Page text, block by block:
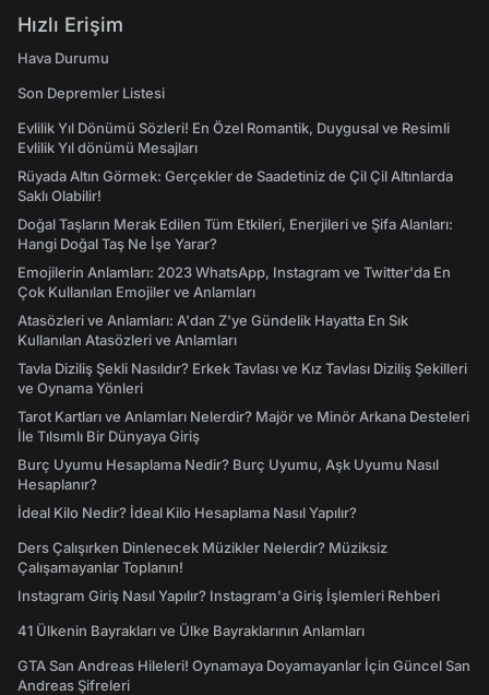
Hızlı Erişim
Hava Durumu
Son Depremler Listesi
Evlilik Yıl Dönümü Sözleri! En Özel Romantik, Duygusal ve Resimli
Evlilik Yıl dönümü Mesajları
Rüyada Altın Görmek: Gerçekler de Saadetiniz de Çil Çil Altınlarda
Saklı Olabilir!
Doğal Taşların Merak Edilen Tüm Etkileri, Enerjileri ve Şifa Alanları:
Hangi Doğal Taş Ne İşe Yarar?
Emojilerin Anlamları: 2023 WhatsApp, Instagram ve Twitter'da En
Çok Kullanılan Emojiler ve Anlamları
Atasözleri ve Anlamları: A'dan Z'ye Gündelik Hayatta En Sık
Kullanılan Atasözleri ve Anlamları
Tavla Diziliş Şekli Nasıldır? Erkek Tavlası ve Kız Tavlası Diziliş Şekilleri
ve Oynama Yönleri
Tarot Kartları ve Anlamları Nelerdir? Majör ve Minör Arkana Desteleri
İle Tılsımlı Bir Dünyaya Giriş
Burç Uyumu Hesaplama Nedir? Burç Uyumu, Aşk Uyumu Nasıl
Hesaplanır?
İdeal Kilo Nedir? İdeal Kilo Hesaplama Nasıl Yapılır?
Ders Çalışırken Dinlenecek Müzikler Nelerdir? Müziksiz
Çalışamayanlar Toplanın!
Instagram Giriş Nasıl Yapılır? Instagram'a Giriş İşlemleri Rehberi
41 Ülkenin Bayrakları ve Ülke Bayraklarının Anlamları
GTA San Andreas Hileleri! Oynamaya Doyamayanlar İçin Güncel San
Andreas Şifreleri